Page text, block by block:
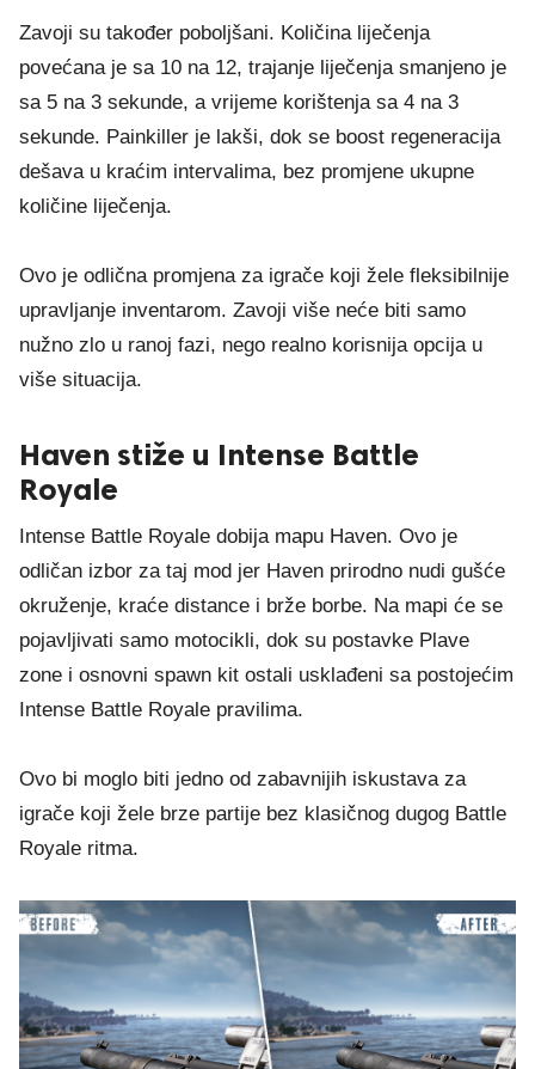
Zavoji su također poboljšani. Količina liječenja
povećana je sa 10 na 12, trajanje liječenja smanjeno je
sa 5 na 3 sekunde, a vrijeme korištenja sa 4 na 3
sekunde. Painkiller je lakši, dok se boost regeneracija
dešava u kraćim intervalima, bez promjene ukupne
količine liječenja.
Ovo je odlična promjena za igrače koji žele fleksibilnije
upravljanje inventarom. Zavoji više neće biti samo
nužno zlo u ranoj fazi, nego realno korisnija opcija u
više situacija.
Haven stiže u Intense Battle
Royale
Intense Battle Royale dobija mapu Haven. Ovo je
odličan izbor za taj mod jer Haven prirodno nudi gušće
okruženje, kraće distance i brže borbe. Na mapi će se
pojavljivati samo motocikli, dok su postavke Plave
zone i osnovni spawn kit ostali usklađeni sa postojećim
Intense Battle Royale pravilima.
Ovo bi moglo biti jedno od zabavnijih iskustava za
igrače koji žele brze partije bez klasičnog dugog Battle
Royale ritma.